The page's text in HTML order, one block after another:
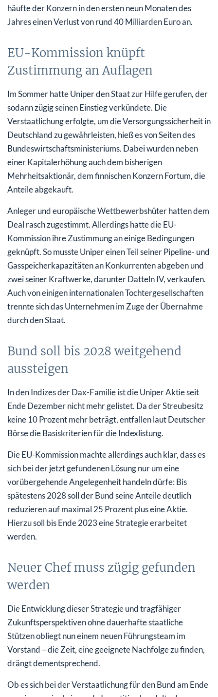
häufte der Konzern in den ersten neun Monaten des
Jahres einen Verlust von rund 40 Milliarden Euro an.
EU-Kommission knüpft
Zustimmung an Auflagen
Im Sommer hatte Uniper den Staat zur Hilfe gerufen, der
sodann zügig seinen Einstieg verkündete. Die
Verstaatlichung erfolgte, um die Versorgungssicherheit in
Deutschland zu gewährleisten, hieß es von Seiten des
Bundeswirtschaftsministeriums. Dabei wurden neben
einer Kapitalerhöhung auch dem bisherigen
Mehrheitsaktionär, dem finnischen Konzern Fortum, die
Anteile abgekauft.
Anleger und europäische Wettbewerbshüter hatten dem
Deal rasch zugestimmt. Allerdings hatte die EU-
Kommission ihre Zustimmung an einige Bedingungen
geknüpft. So musste Uniper einen Teil seiner Pipeline- und
Gasspeicherkapazitäten an Konkurrenten abgeben und
zwei seiner Kraftwerke, darunter Datteln IV, verkaufen.
Auch von einigen internationalen Tochtergesellschaften
trennte sich das Unternehmen im Zuge der Übernahme
durch den Staat.
Bund soll bis 2028 weitgehend
aussteigen
In den Indizes der Dax-Familie ist die Uniper Aktie seit
Ende Dezember nicht mehr gelistet. Da der Streubesitz
keine 10 Prozent mehr beträgt, entfallen laut Deutscher
Börse die Basiskriterien für die Indexlistung.
Die EU-Kommission machte allerdings auch klar, dass es
sich bei der jetzt gefundenen Lösung nur um eine
vorübergehende Angelegenheit handeln dürfe: Bis
spätestens 2028 soll der Bund seine Anteile deutlich
reduzieren auf maximal 25 Prozent plus eine Aktie.
Hierzu soll bis Ende 2023 eine Strategie erarbeitet
werden.
Neuer Chef muss zügig gefunden
werden
Die Entwicklung dieser Strategie und tragfähiger
Zukunftsperspektiven ohne dauerhafte staatliche
Stützen obliegt nun einem neuen Führungsteam im
Vorstand – die Zeit, eine geeignete Nachfolge zu finden,
drängt dementsprechend.
Ob es sich bei der Verstaatlichung für den Bund am Ende